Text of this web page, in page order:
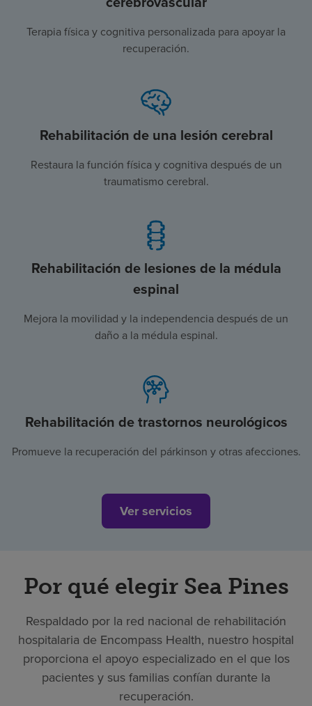
Terapia física y cognitiva personalizada para apoyar la
recuperación.
Rehabilitación de una lesión cerebral
Restaura la función física y cognitiva después de un
traumatismo cerebral.
Rehabilitación de lesiones de la médula
espinal
Mejora la movilidad y la independencia después de un
daño a la médula espinal.
Rehabilitación de trastornos neurológicos
Promueve la recuperación del párkinson y otras afecciones.
Ver servicios
Por qué elegir Sea Pines
Respaldado por la red nacional de rehabilitación
hospitalaria de Encompass Health, nuestro hospital
proporciona el apoyo especializado en el que los
pacientes y sus familias confían durante la
recuperación.